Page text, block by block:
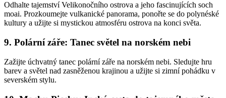
Odhalte tajemství Velikonočního ostrova a jeho fascinujících soch
moai. Prozkoumejte vulkanické panorama, ponořte se do polynéské
kultury a užijte si mystickou atmosféru ostrova na konci světa.
9. Polární záře: Tanec světel na norském nebi
Zažijte úchvatný tanec polární záře na norském nebi. Sledujte hru
barev a světel nad zasněženou krajinou a užijte si zimní pohádku v
severském stylu.